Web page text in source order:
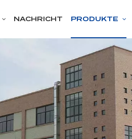
NACHRICHT PRODUKTE